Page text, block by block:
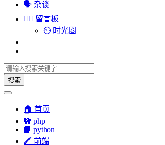
🗣︎ 杂谈
✍🏻 留言板
⏲️ 时光圈
搜索
🏠 首页
🐘 php
📘 python
🖍 前端